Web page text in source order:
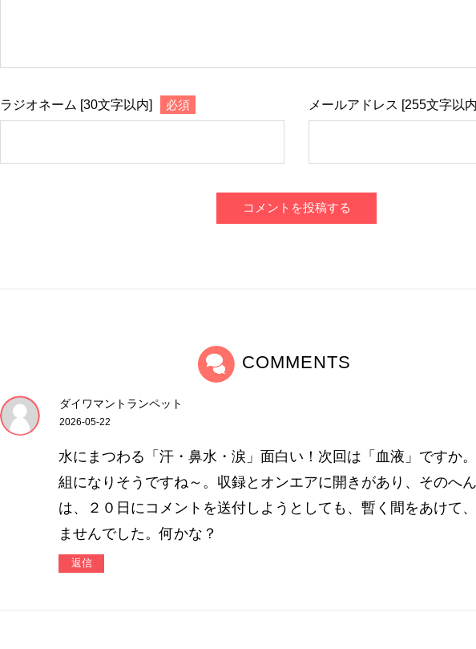
ラジオネーム [30文字以内] 必須 メールアドレス [255文字以
コメントを投稿する
COMMENTS
ダイワマントランペット
2026-05-22
水にまつわる「汗・鼻水・涙」面白い！次回は「血液」ですか
組になりそうですね～。収録とオンエアに開きがあり、そのへ
は、２０日にコメントを送付しようとしても、暫く間をあけて
ませんでした。何かな？
返信